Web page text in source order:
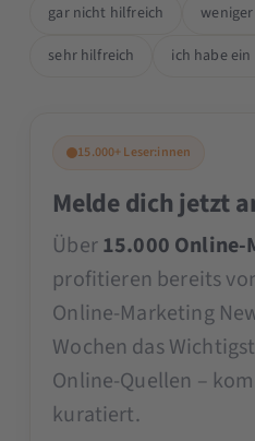
gar nicht hilfreich
sehr hilfreich
ich habe
15.000+ Leser:innen
Melde dich jetzt
Über15.000
profitieren bereits
Online-Marketing
Wochen das
Online-Quellen –
kuratiert.